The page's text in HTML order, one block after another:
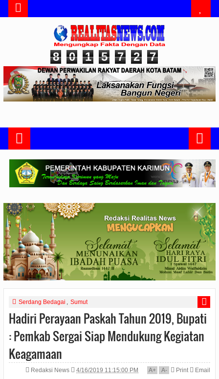
8 0 1 5 7 2 7
Serdang Bedagai Sumut
Hadiri Perayaan Paskah Tahun 2019, Bupati
: Pemkab Sergai Siap Mendukung Kegiatan
Keagamaan
Redaksi News 4/16/2019 11:15:00 PM A+ A- Print
Email